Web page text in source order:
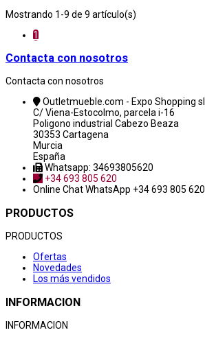
Mostrando 1-9 de 9 artículo(s)
1
Contacta con nosotros
Contacta con nosotros
Outletmueble.com - Expo Shopping sl
C/ Viena-Estocolmo, parcela i-16
Poligono industrial Cabezo Beaza
30353 Cartagena
Murcia
España
Whatsapp: 34693805620
+34 693 805 620
Online ChatWhatsApp +34 693 805 620
PRODUCTOS
PRODUCTOS
Ofertas
Novedades
Los más vendidos
INFORMACION
INFORMACION